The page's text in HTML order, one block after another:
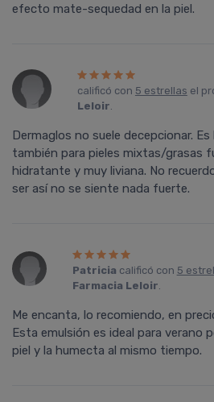
efecto mate-sequedad en la piel.
calificó con 5 estrellas el
Leloir.
Dermaglos no suele decepcionar.
también para pieles mixtas/grasas
hidratante y muy liviana. No
ser así no se siente nada fuerte.
Patricia calificó con 5
Farmacia Leloir.
Me encanta, lo recomiendo, en
Esta emulsión es ideal para verano
piel y la humecta al mismo tiempo.